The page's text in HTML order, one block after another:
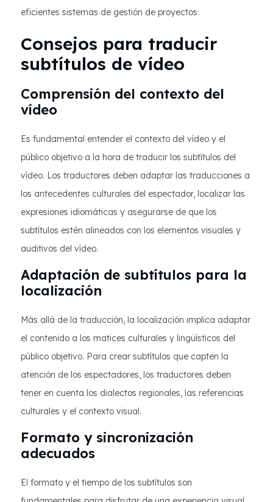
eficientes sistemas de gestión de proyectos.
Consejos para traducir
subtítulos de vídeo
Comprensión del contexto del
vídeo
Es fundamental entender el contexto del vídeo y el
público objetivo a la hora de traducir los subtítulos del
vídeo. Los traductores deben adaptar las traducciones a
los antecedentes culturales del espectador, localizar las
expresiones idiomáticas y asegurarse de que los
subtítulos estén alineados con los elementos visuales y
auditivos del vídeo.
Adaptación de subtítulos para la
localización
Más allá de la traducción, la localización implica adaptar
el contenido a los matices culturales y lingüísticos del
público objetivo. Para crear subtítulos que capten la
atención de los espectadores, los traductores deben
tener en cuenta los dialectos regionales, las referencias
culturales y el contexto visual.
Formato y sincronización
adecuados
El formato y el tiempo de los subtítulos son